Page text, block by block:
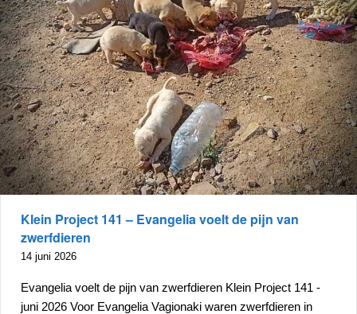
Klein Project 141 – Evangelia voelt de pijn van
zwerfdieren
14 juni 2026
Evangelia voelt de pijn van zwerfdieren Klein Project 141 -
juni 2026 Voor Evangelia Vagionaki waren zwerfdieren in